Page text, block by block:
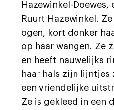
Hazewinkel-Doewes,
Ruurt Hazewinkel.
ogen, kort donker
op haar wangen. Ze
en heeft nauwelijks
haar hals zijn lijntjes
een vriendelijke
Ze is gekleed in een